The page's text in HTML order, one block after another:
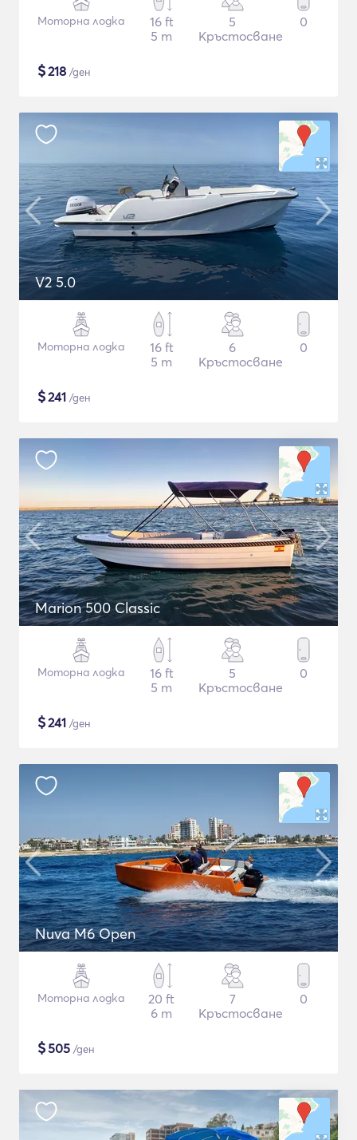
Моторна лодка
16 ft
5 m
5
Кръстосване
0
$218 /ден
V2 5.0
Моторна лодка
16 ft
5 m
6
Кръстосване
0
$241 /ден
Marion 500 Classic
Моторна лодка
16 ft
5 m
5
Кръстосване
0
$241 /ден
Nuva M6 Open
Моторна лодка
20 ft
6 m
7
Кръстосване
0
$505 /ден